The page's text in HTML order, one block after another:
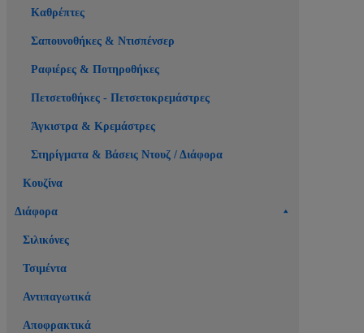
Καθρέπτες
Σαπουνοθήκες & Ντισπένσερ
Ραφιέρες & Ποτηροθήκες
Πετσετοθήκες - Πετσετοκρεμάστρες
Άγκιστρα & Κρεμάστρες
Στηρίγματα & Βάσεις Ντουζ / Διάφορα
Κουζίνα
Διάφορα
Σιλικόνες
Τσιμέντα
Αντιπαγωτικά
Αποφρακτικά